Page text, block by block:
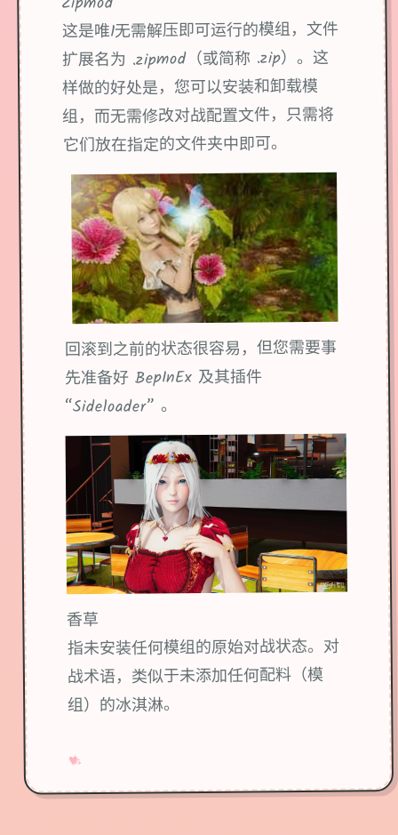
这是唯1无需解压即可运行的模组，文件
扩展名为 .zipmod（或简称 .zip）。这
样做的好处是，您可以安装和卸载模
组，而无需修改对战配置文件，只需将
它们放在指定的文件夹中即可。
回滚到之前的状态很容易，但您需要事
先准备好 BepInEx 及其插件
“Sideloader” 。
香草
指未安装任何模组的原始对战状态。对
战术语，类似于未添加任何配料（模
组）的冰淇淋。
♥
✧
→